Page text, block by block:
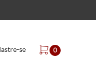
se 0